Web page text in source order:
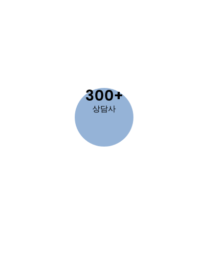
300+
상담사